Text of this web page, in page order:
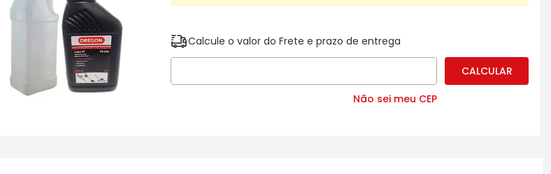
Calcule o valor do Frete e prazo de entrega
Não sei meu CEP